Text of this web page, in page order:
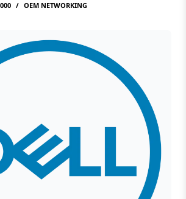
/ OEM NETWORKING